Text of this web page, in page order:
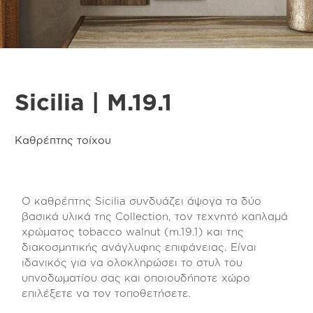
Sicilia | M.19.1
Καθρέπτης τοίχου
Ο καθρέπτης Sicilia συνδυάζει άψογα τα δύο
βασικά υλικά της Collection, τον τεχνητό καπλαμά
χρώματος tobacco walnut (m.19.1) και της
διακοσμητικής ανάγλυφης επιφάνειας. Είναι
ιδανικός για να ολοκληρώσει το στυλ του
υπνοδωματίου σας και οποιουδήποτε χώρο
επιλέξετε να τον τοποθετήσετε.